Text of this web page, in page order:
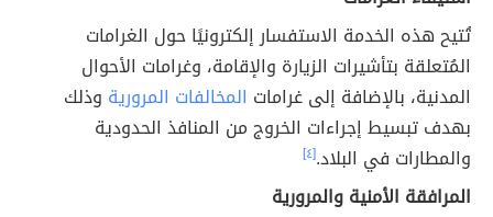
تُتيح هذه الخدمة الاستفسار إلكترونيًا حول الغرامات
المُتعلقة بتأشيرات الزيارة والإقامة، وغرامات الأحوال
المدنية، بالإضافة إلى غرامات المخالفات المرورية وذلك
بهدف تبسيط إجراءات الخروج من المنافذ الحدودية
والمطارات في البلاد.[٤]
المرافقة الأمنية والمرورية